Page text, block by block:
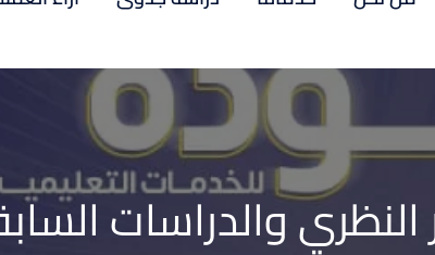
النظري والدراسات